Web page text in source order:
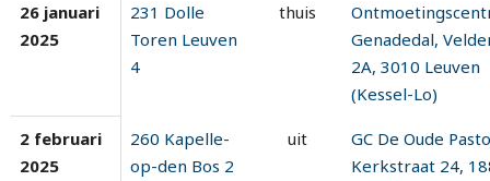
26 januari
2025
231 Dolle
Toren Leuven
4
thuis
Genadedal,
2A, 3010 Leuven
(Kessel-Lo)
2 februari
2025
260 Kapelle-
op-den Bos 2
uit
GC De Oude
Kerkstraat 24,